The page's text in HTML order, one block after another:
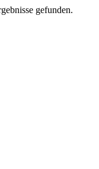
gefunden.